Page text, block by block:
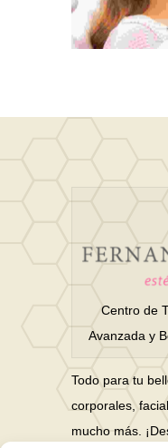
Centro de
Avanzada y
Todo para tu
corporales,
mucho más.